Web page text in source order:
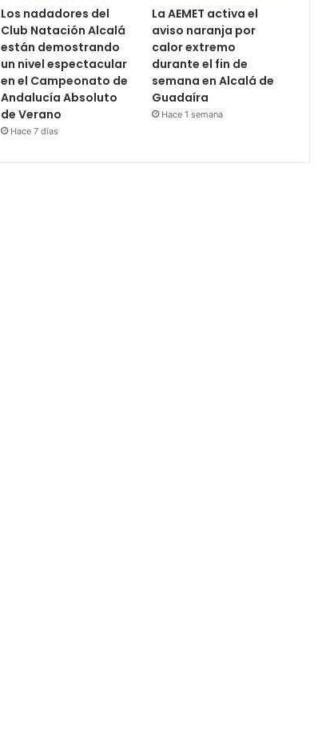
Los nadadores del
Club Natación Alcalá
están demostrando
un nivel espectacular
en el Campeonato de
Andalucía Absoluto
de Verano
Hace 7 días
La AEMET activa el
aviso naranja por
calor extremo
durante el fin de
semana en Alcalá de
Guadaíra
Hace 1 semana